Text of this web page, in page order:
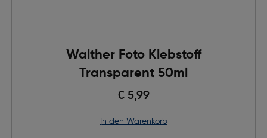
Walther Foto Klebstoff
Transparent 50ml
€ 5,99
in den Warenkorb